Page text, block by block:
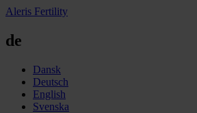
Aleris Fertility
de
Dansk
Deutsch
English
Svenska